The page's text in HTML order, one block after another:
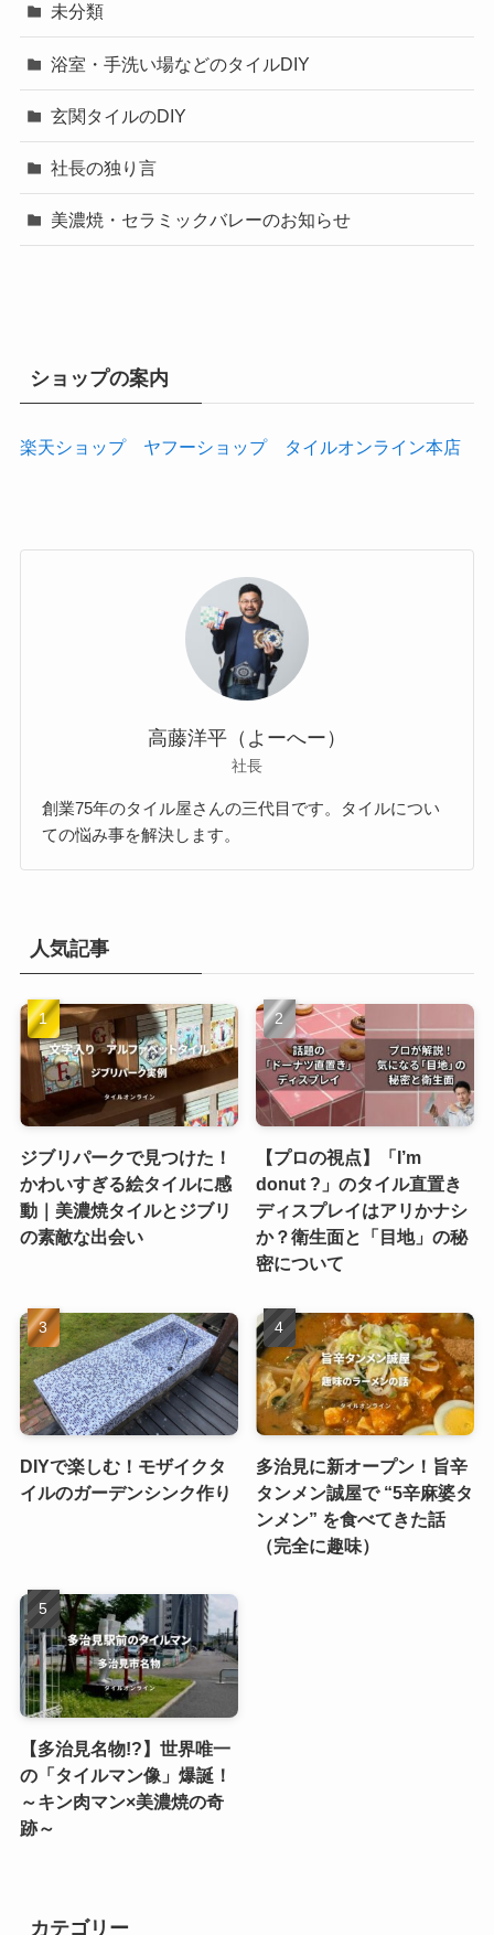
未分類
浴室・手洗い場などのタイルDIY
玄関タイルのDIY
社長の独り言
美濃焼・セラミックバレーのお知らせ
ショップの案内
楽天ショップ ヤフーショップ タイルオンライン本店
高藤洋平（よーへー）
社長
創業75年のタイル屋さんの三代目です。タイルについ
ての悩み事を解決します。
人気記事
ジブリパークで見つけた！
かわいすぎる絵タイルに感
動｜美濃焼タイルとジブリ
の素敵な出会い
【プロの視点】「I’m
donut ?」のタイル直置き
ディスプレイはアリかナシ
か？衛生面と「目地」の秘
密について
DIYで楽しむ！モザイクタ
イルのガーデンシンク作り
多治見に新オープン！旨辛
タンメン誠屋で “5辛麻婆タ
ンメン” を食べてきた話
（完全に趣味）
【多治見名物!?】世界唯一
の「タイルマン像」爆誕！
～キン肉マン×美濃焼の奇
跡～
カテゴリー